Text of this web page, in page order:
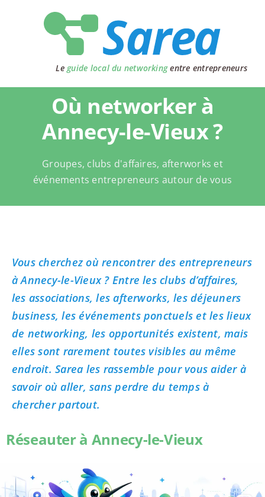
Le guide local du networkingentre entrepreneurs
Où networker à
Annecy-le-Vieux ?
Groupes, clubs d'affaires, afterworks et
événements entrepreneurs autour de vous
Vous cherchez où rencontrer des entrepreneurs
à Annecy-le-Vieux ? Entre les clubs d’affaires,
les associations, les afterworks, les déjeuners
business, les événements ponctuels et les lieux
de networking, les opportunités existent, mais
elles sont rarement toutes visibles au même
endroit. Sarea les rassemble pour vous aider à
savoir où aller, sans perdre du temps à
chercher partout.
Réseauter à Annecy-le-Vieux